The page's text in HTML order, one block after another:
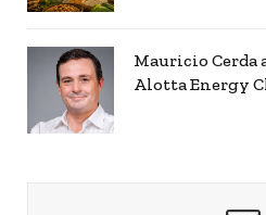
Mauricio Cerda
Alotta Energy